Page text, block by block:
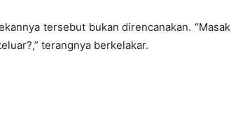
tersebut bukan direncanakan. “Masak
terangnya berkelakar.